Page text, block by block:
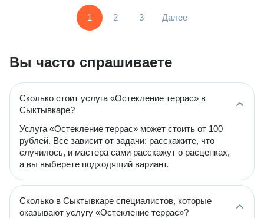
1 2 3 Далее
Вы часто спрашиваете
Сколько стоит услуга «Остекление террас» в
Сыктывкаре?
Услуга «Остекление террас» может стоить от 100
рублей. Всё зависит от задачи: расскажите, что
случилось, и мастера сами расскажут о расценках,
а вы выберете подходящий вариант.
Сколько в Сыктывкаре специалистов, которые
оказывают услугу «Остекление террас»?